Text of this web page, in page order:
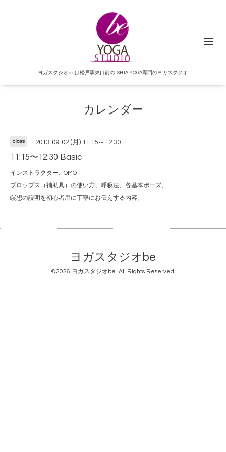
ヨガスタジオbeは松戸駅東口前のISHTA YOGA専門のヨガスタジオ
カレンダー
class 2013-09-02 (月) 11:15～12:30
11:15〜12:30 Basic
インストラクター:TOMO
プロップス（補助具）の使い方、呼吸法、各基本ポーズ、
瞑想の説明を初心者用に丁寧にお伝えする内容。
ヨガスタジオbe
©2026 ヨガスタジオbe. All Rights Reserved.